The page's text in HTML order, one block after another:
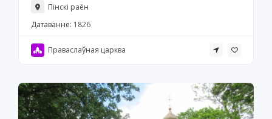
Пінскі раён
Датаванне: 1826
Праваслаўная царква